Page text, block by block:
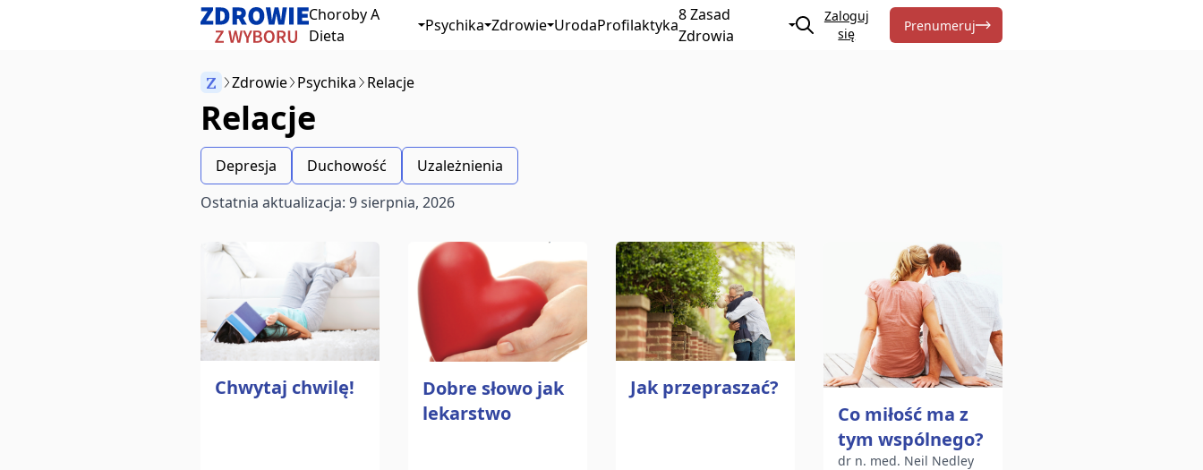
Choroby A
Dieta
Psychika Zdrowie UrodaProfilaktyka
8 Zasad
Zdrowia
Zaloguj
się
Prenumeruj
Anuluj
Zacznij pisać, aby wyszukać artykuły
aby zamknąć
Z Zdrowie Psychika Relacje
Relacje
Depresja Duchowość
Uzależnienia
Ostatnia aktualizacja: 9 sierpnia, 2026
Chwytaj chwilę!
Dobre słowo jak
lekarstwo
Jak przepraszać?
Co miłość ma z
tym wspólnego?
dr n. med. Neil Nedley